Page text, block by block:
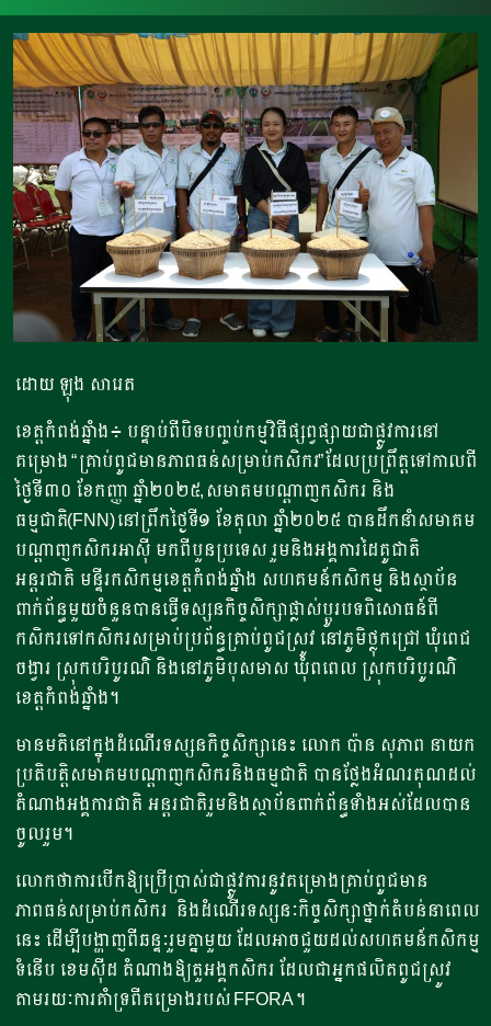
ដោយ ឡុង សារេត
ខេត្តកំពង់ឆ្នាំង៖ បន្ទាប់ពីបិទបញ្ចប់កម្មវិធីផ្សព្វផ្សាយជាផ្លូវការនៅ
គម្រោង “គ្រាប់ពូជមានភាពធន់សម្រាប់កសិករ”ដែលប្រព្រឹត្តទៅកាលពី
ថ្ងៃទី៣០ ខែកញ្ញា ឆ្នាំ២០២៥,សមាគមបណ្តាញកសិករ និង
ធម្មជាតិ(FNN)នៅព្រឹកថ្ងៃទី១ ខែតុលា ឆ្នាំ២០២៥ បានដឹកនាំសមាគម
បណ្តាញកសិករអាស៊ី មកពីបួនប្រទេស រួមនិងអង្គការដៃគូជាតិ
អន្តរជាតិ មន្ទីរកសិកម្មខេត្តកំពង់ឆ្នាំង សហគមន៍កសិកម្ម និងស្ថាប័ន
ពាក់ព័ន្ធមួយចំនួនបានធ្វើទស្សនកិច្ចសិក្សាផ្លាស់ប្តូរបទពិសោធន៍ពី
កសិករទៅកសិករសម្រាប់ប្រព័ន្ធគ្រាប់ពូជស្រូវ នៅភូមិថ្លុកជ្រៅ ឃុំពេជ
ចង្វារ ស្រុកបរិបូរណ៌ និងនៅភូមិបុសមាស ឃុំពពេល ស្រុកបរិបូរណ៌
ខេត្តកំពង់ឆ្នាំង។
មានមតិនៅក្នុងដំណើរទស្សនកិច្ចសិក្សានេះ លោក ប៉ាន សុភាព នាយក
ប្រតិបត្តិសមាគមបណ្តាញកសិករនិងធម្មជាតិ បានថ្លែងអំណរគុណដល់
តំណាងអង្គការជាតិ អន្តរជាតិរួមនិងស្ថាប័នពាក់ព័ន្ធទាំងអស់ដែលបាន
ចូលរួម។
លោកថាការបើកឱ្យប្រើប្រាស់ជាផ្លូវការនូវគម្រោងគ្រាប់ពូជមាន
ភាពធន់សម្រាប់កសិករ និងដំណើរទស្សនៈកិច្ចសិក្សាថ្នាក់តំបន់នាពេល
នេះ ដើម្បីបង្ហាញពីឆន្ទៈរួមគ្នាមួយ ដែលអាចជួយដល់សហគមន៍កសិកម្ម
ទំនើប ខេមស៊ីដ តំណាងឱ្យតួអង្គកសិករ​ ដែលជាអ្នកផលិតពូជស្រូវ
តាមរយៈការគាំទ្រពីគម្រោងរបស់ FFORA។